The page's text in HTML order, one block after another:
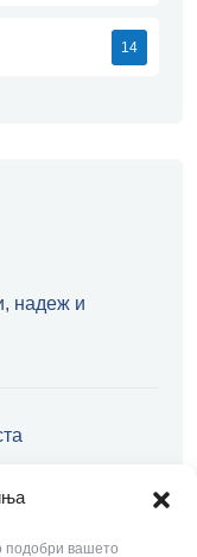
подобри вашето
14
надеж и